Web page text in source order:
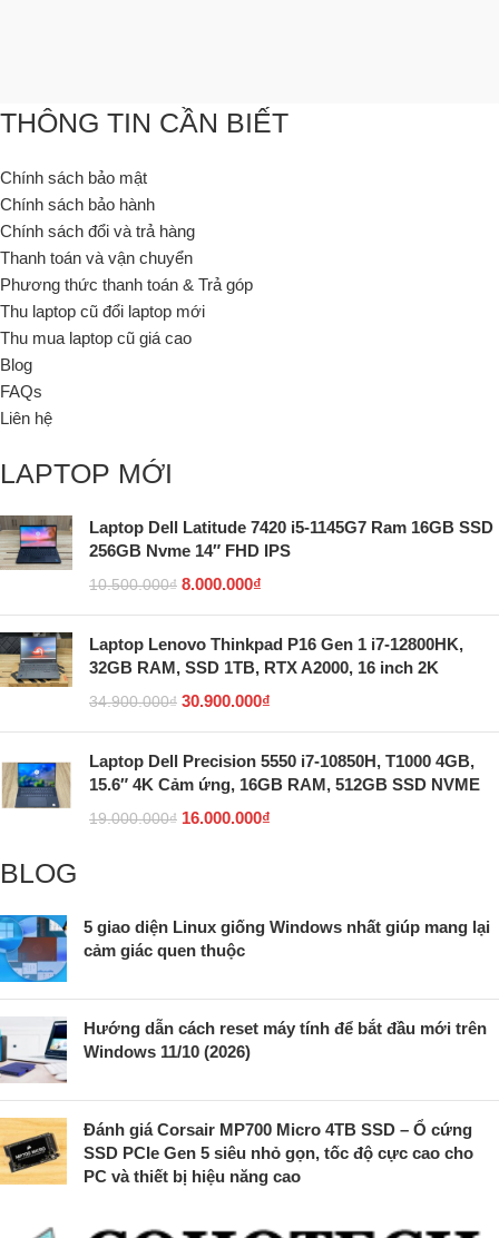
THÔNG TIN CẦN BIẾT
Chính sách bảo mật
Chính sách bảo hành
Chính sách đổi và trả hàng
Thanh toán và vận chuyển
Phương thức thanh toán & Trả góp
Thu laptop cũ đổi laptop mới
Thu mua laptop cũ giá cao
Blog
FAQs
Liên hệ
LAPTOP MỚI
Laptop Dell Latitude 7420 i5-1145G7 Ram 16GB SSD
256GB Nvme 14″ FHD IPS
10.500.000₫ 8.000.000₫
Laptop Lenovo Thinkpad P16 Gen 1 i7-12800HK,
32GB RAM, SSD 1TB, RTX A2000, 16 inch 2K
34.900.000₫ 30.900.000₫
Laptop Dell Precision 5550 i7-10850H, T1000 4GB,
15.6″ 4K Cảm ứng, 16GB RAM, 512GB SSD NVME
19.000.000₫ 16.000.000₫
BLOG
5 giao diện Linux giống Windows nhất giúp mang lại
cảm giác quen thuộc
Hướng dẫn cách reset máy tính để bắt đầu mới trên
Windows 11/10 (2026)
Đánh giá Corsair MP700 Micro 4TB SSD – Ổ cứng
SSD PCIe Gen 5 siêu nhỏ gọn, tốc độ cực cao cho
PC và thiết bị hiệu năng cao